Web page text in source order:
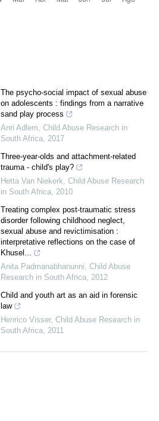
The psycho-social impact of sexual abuse
on adolescents : findings from a narrative
sand play process
Anri Adlem, Child Abuse Research in
South Africa, 2017
Three-year-olds and attachment-related
trauma - child's play?
Hetta Van Niekerk, Child Abuse Research
in South Africa, 2010
Treating complex post-traumatic stress
disorder following childhood neglect,
sexual abuse and revictimisation :
interpretative reflections on the case of
Khusel...
Anita Padmanabhanunni, Child Abuse
Research in South Africa, 2012
Child and youth art as an aid in forensic
law
Henrico Visser, Child Abuse Research in
South Africa, 2011